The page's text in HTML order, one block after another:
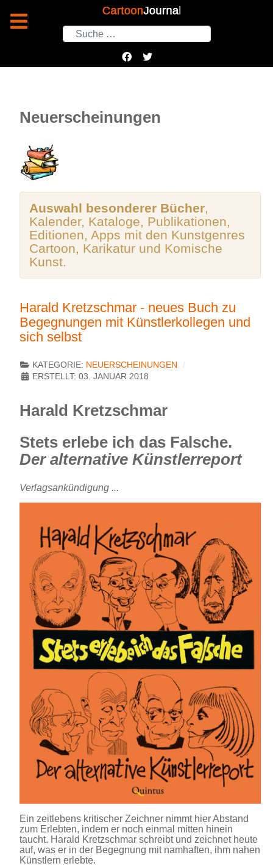
Suchen
Neuerscheinungen
Auswahl besonderer Bücher,
Kalender, Kataloge, Publikationen,
Editionen, Apps mit den Kunstgenres
Cartoon, Karikatur und Komische
Kunst.
Harald Kretzschmar - neues Buch zu
Begegnungen mit Künstlerkollegen und
sich selbst
KATEGORIE: NEUERSCHEINUNGEN
ERSTELLT: 03. JANUAR 2018
Harald Kretzschmar
Stets erlebe ich das Falsche.
Der alternative Künstlerreport
Verlagsankündigung ...
Ein zeitlebens kritischer Zeichner nimmt hier Abstand
zum Erlebten, indem er noch einmal mitten hinein
taucht. Harald Kretzschmar schreibt und zeichnet heute
auf, was er in der Begegnung mit namhaften, ihm nahen
Künstlern erlebte.